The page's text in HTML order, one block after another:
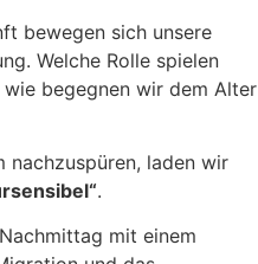
bewegen sich unsere
Welche Rolle spielen
begegnen wir dem Alter
nachzuspüren, laden wir
.
mit einem